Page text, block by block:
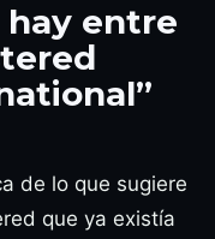
hay entre
de lo que sugiere
que ya existía